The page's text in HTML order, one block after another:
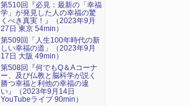
第510回『必見：最新の「幸福
学」が発見した人の幸福の驚
くべき真実！』（2023年9月
27日 東京 54min）
第509回「人生100年時代の新
しい幸福の道」（2023年9月
17日 大阪 49min）
第508回『何でもQ＆Aコーナ
ー、及び仏教と脳科学が説く
勝つ幸福と利他の幸福の違
い』（2023年9月14日
YouTubeライブ 90min）